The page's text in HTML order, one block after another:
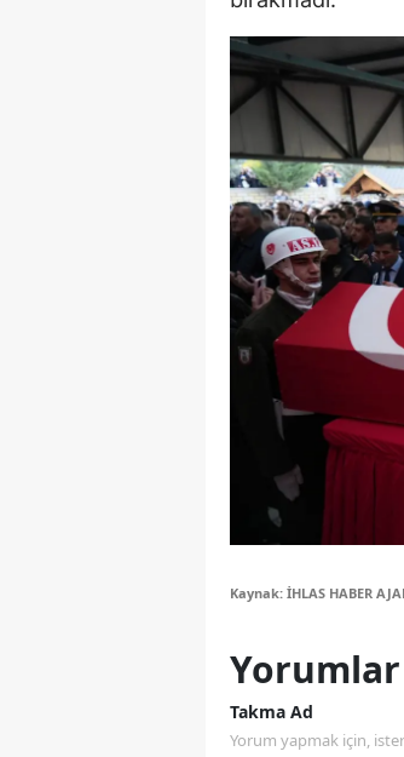
Kaynak: İHLAS HABER
Yorumlar
Takma Ad
Yorum yapmak için,